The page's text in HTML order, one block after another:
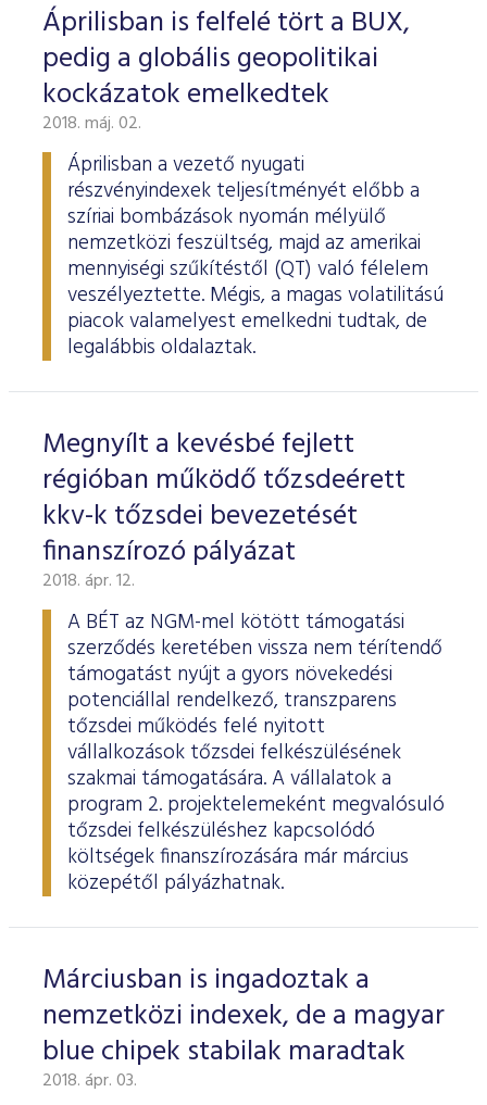
Áprilisban is felfelé tört a BUX,
pedig a globális geopolitikai
kockázatok emelkedtek
2018. máj. 02.
Áprilisban a vezető nyugati
részvényindexek teljesítményét előbb a
szíriai bombázások nyomán mélyülő
nemzetközi feszültség, majd az amerikai
mennyiségi szűkítéstől (QT) való félelem
veszélyeztette. Mégis, a magas volatilitású
piacok valamelyest emelkedni tudtak, de
legalábbis oldalaztak.
Megnyílt a kevésbé fejlett
régióban működő tőzsdeérett
kkv-k tőzsdei bevezetését
finanszírozó pályázat
2018. ápr. 12.
A BÉT az NGM-mel kötött támogatási
szerződés keretében vissza nem térítendő
támogatást nyújt a gyors növekedési
potenciállal rendelkező, transzparens
tőzsdei működés felé nyitott
vállalkozások tőzsdei felkészülésének
szakmai támogatására. A vállalatok a
program 2. projektelemeként megvalósuló
tőzsdei felkészüléshez kapcsolódó
költségek finanszírozására már március
közepétől pályázhatnak.
Márciusban is ingadoztak a
nemzetközi indexek, de a magyar
blue chipek stabilak maradtak
2018. ápr. 03.